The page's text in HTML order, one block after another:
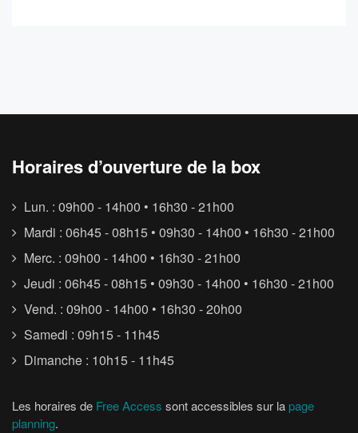
Horaires d’ouverture de la box
Lun. : 09h00 - 14h00 • 16h30 - 21h00
Mardi : 06h45 - 08h15 • 09h30 - 14h00 • 16h30 - 21h00
Merc. : 09h00 - 14h00 • 16h30 - 21h00
Jeudi : 06h45 - 08h15 • 09h30 - 14h00 • 16h30 - 21h00
Vend. : 09h00 - 14h00 • 16h30 - 20h00
Samedi : 09h15 - 11h45
Dimanche : 10h15 - 11h45
Les horaires de Free Access sont accessibles sur la page
planning.